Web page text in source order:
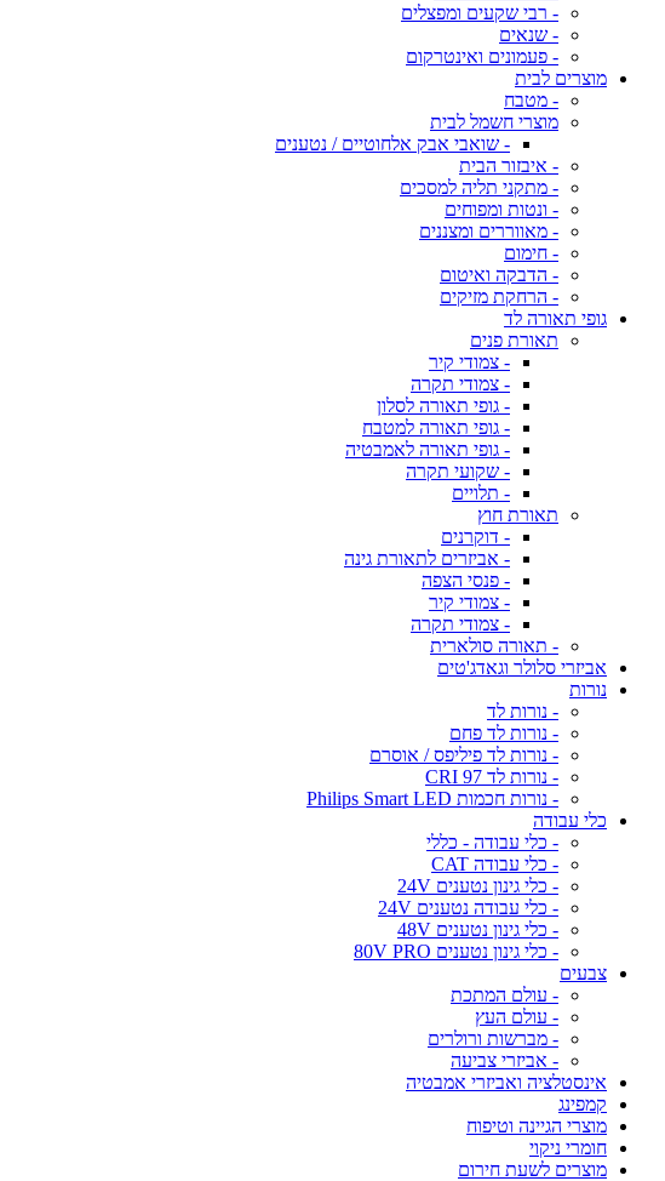
- רבי שקעים ומפצלים
- שנאים
- פעמונים ואינטרקום
מוצרים לבית
- מטבח
מוצרי חשמל לבית
- שואבי אבק אלחוטיים / נטענים
- איבזור הבית
- מתקני תליה למסכים
- ונטות ומפוחים
- מאווררים ומצננים
- חימום
- הדבקה ואיטום
- הרחקת מזיקים
גופי תאורה לד
תאורת פנים
- צמודי קיר
- צמודי תקרה
- גופי תאורה לסלון
- גופי תאורה למטבח
- גופי תאורה לאמבטיה
- שקועי תקרה
- תלויים
תאורת חוץ
- דוקרנים
- אביזרים לתאורת גינה
- פנסי הצפה
- צמודי קיר
- צמודי תקרה
- תאורה סולארית
אביזרי סלולר וגאדג'טים
נורות
- נורות לד
- נורות לד פחם
- נורות לד פיליפס / אוסרם
- נורות לד CRI 97
- נורות חכמות Philips Smart LED
כלי עבודה
- כלי עבודה - כללי
- כלי עבודה CAT
- כלי גינון נטענים 24V
- כלי עבודה נטענים 24V
- כלי גינון נטענים 48V
- כלי גינון נטענים 80V PRO
צבעים
- עולם המתכת
- עולם העץ
- מברשות ורולרים
- אביזרי צביעה
אינסטלציה ואביזרי אמבטיה
קמפינג
מוצרי הגיינה וטיפוח
חומרי ניקוי
מוצרים לשעת חירום